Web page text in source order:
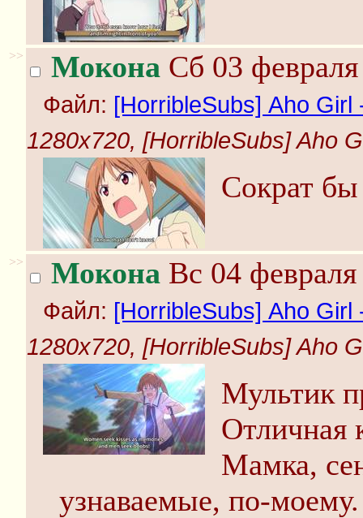
>> Мокона Сб 03
Файл: [HorribleSubs] Aho
1280x720, [HorribleSubs] Aho
Сократ
>> Мокона Вс 04
Файл: [HorribleSubs] Aho
1280x720, [HorribleSubs] Aho
Мультик
Отличная
Мамка,
узнаваемые, по-моему.